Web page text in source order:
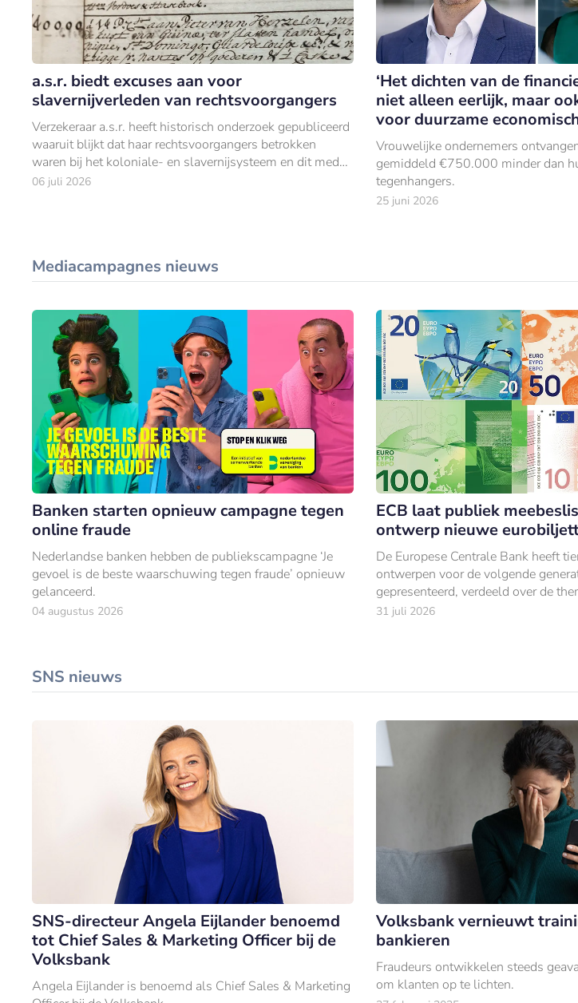
a.s.r. biedt excuses aan voor
slavernijverleden van rechtsvoorgangers
Verzekeraar a.s.r. heeft historisch onderzoek gepubliceerd
waaruit blijkt dat haar rechtsvoorgangers betrokken
waren bij het koloniale- en slavernijsysteem en dit mede
mogelijk maakten.
06 juli 2026
‘Het dichten van de
niet alleen eerlijk, maar
voor duurzame
Vrouwelijke ondernemers
gemiddeld €750.000 minder dan
tegenhangers.
25 juni 2026
Mediacampagnes nieuws
Banken starten opnieuw campagne tegen
online fraude
Nederlandse banken hebben de publiekscampagne ‘Je
gevoel is de beste waarschuwing tegen fraude’ opnieuw
gelanceerd.
04 augustus 2026
ECB laat publiek
ontwerp nieuwe
De Europese Centrale Bank heeft
ontwerpen voor de volgende
gepresenteerd, verdeeld over de
cultuur’ en ‘rivieren en vogels’.
31 juli 2026
SNS nieuws
SNS-directeur Angela Eijlander benoemd
tot Chief Sales & Marketing Officer bij de
Volksbank
Angela Eijlander is benoemd als Chief Sales & Marketing
Volksbank vernieuwt
bankieren
Fraudeurs ontwikkelen steeds
om klanten op te lichten.